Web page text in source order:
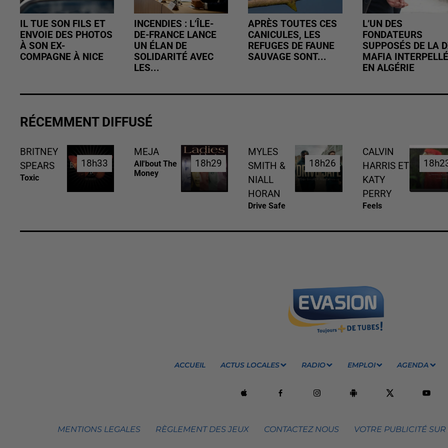
IL TUE SON FILS ET
ENVOIE DES PHOTOS
À SON EX-
COMPAGNE À NICE
INCENDIES : L’ÎLE-
DE-FRANCE LANCE
UN ÉLAN DE
SOLIDARITÉ AVEC
LES...
APRÈS TOUTES CES
CANICULES, LES
REFUGES DE FAUNE
SAUVAGE SONT...
L’UN DES
FONDATEURS
SUPPOSÉS DE LA
MAFIA INTERPELLÉ
EN ALGÉRIE
RÉCEMMENT DIFFUSÉ
BRITNEY
SPEARS
Toxic
18h33
18h33
MEJA
All'bout The
Money
18h29
18h29
MYLES
SMITH &
NIALL
HORAN
Drive Safe
18h26
18h26
CALVIN
HARRIS ET
KATY
PERRY
Feels
ACCUEIL ACTUS LOCALES RADIO EMPLOI AGENDA
MENTIONS LEGALES RÈGLEMENT DES JEUX CONTACTEZ NOUS VOTRE PUBLICITÉ